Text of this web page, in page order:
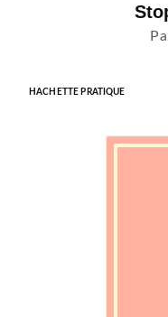
HACHETTE PRATIQUE